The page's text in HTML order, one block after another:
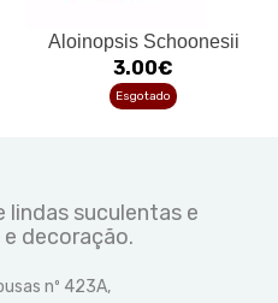
Aloinopsis Schoonesii
3.00€
Esgotado
lindas suculentas e
decoração.
nº 423A,